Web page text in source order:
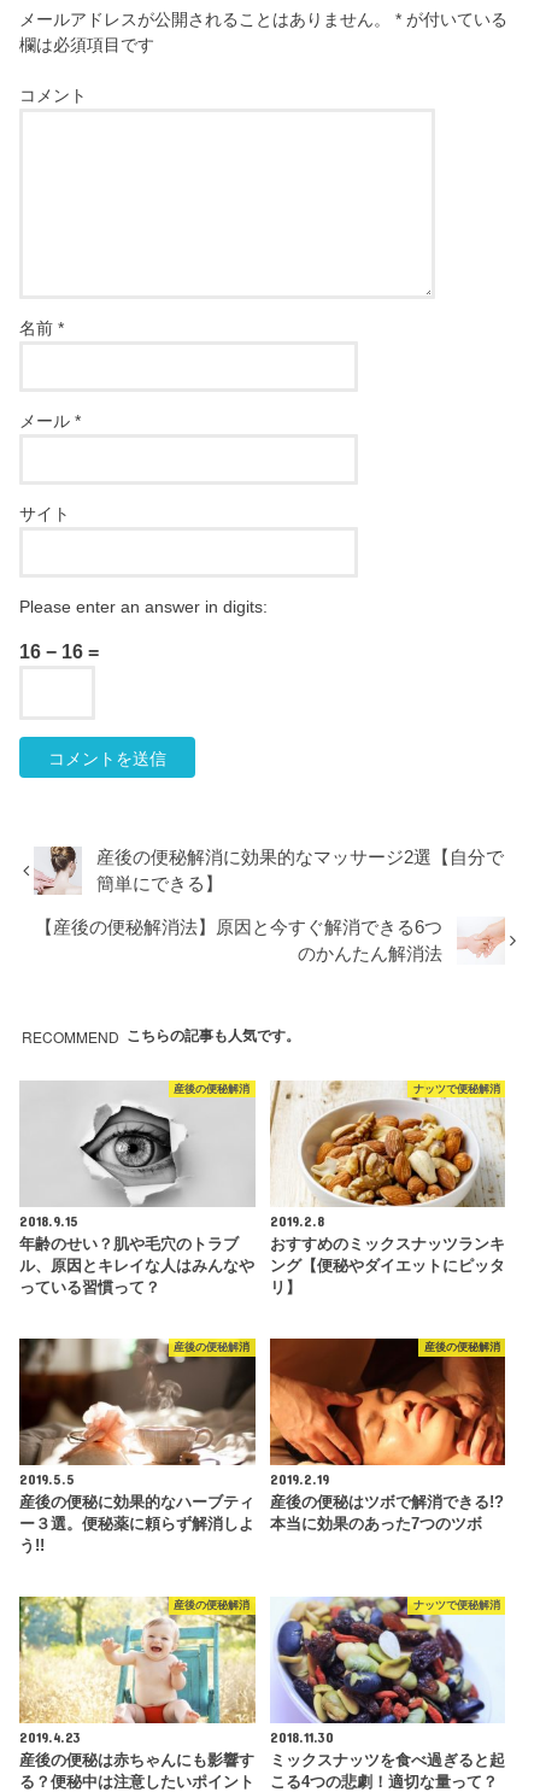
メールアドレスが公開されることはありません。 * が付いている
欄は必須項目です
コメント
名前*
メール*
サイト
Please enter an answer in digits:
16 − 16 =
産後の便秘解消に効果的なマッサージ2選【自分で
簡単にできる】
【産後の便秘解消法】原因と今すぐ解消できる6つ
のかんたん解消法
RECOMMEND こちらの記事も人気です。
産後の便秘解消
2018.9.15
年齢のせい？肌や毛穴のトラブ
ル、原因とキレイな人はみんなや
っている習慣って？
ナッツで便秘解消
2019.2.8
おすすめのミックスナッツランキ
ング【便秘やダイエットにピッタ
リ】
産後の便秘解消
2019.5.5
産後の便秘に効果的なハーブティ
ー３選。便秘薬に頼らず解消しよ
う!!
産後の便秘解消
2019.2.19
産後の便秘はツボで解消できる!?
本当に効果のあった7つのツボ
産後の便秘解消
2019.4.23
産後の便秘は赤ちゃんにも影響す
る？便秘中は注意したいポイント
ナッツで便秘解消
2018.11.30
ミックスナッツを食べ過ぎると起
こる4つの悲劇！適切な量って？